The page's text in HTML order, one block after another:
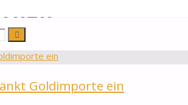
Suche
Yuan
Goldimporte ein